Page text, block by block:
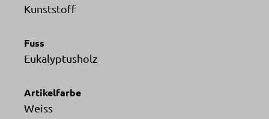
Kunststoff
Fuss
Eukalyptusholz
Artikelfarbe
Weiss